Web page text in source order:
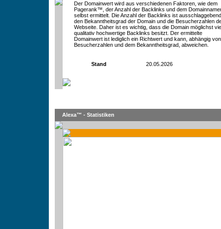
Der Domainwert wird aus verschiedenen Faktoren, wie dem
Pagerank™, der Anzahl der Backlinks und dem
selbst ermittelt. Die Anzahl der Backlinks ist
den Bekanntheitsgrad der Domain und die Besucherzahlen
Webseite. Daher ist es wichtig, dass die Domain möglichst
qualitativ hochwertige Backlinks besitzt. Der ermittelte
Domainwert ist lediglich ein Richtwert und kann, abhängig
Besucherzahlen und dem Bekanntheitsgrad, abweichen.
Stand 20.05.2026
Alexa™ - Statistiken